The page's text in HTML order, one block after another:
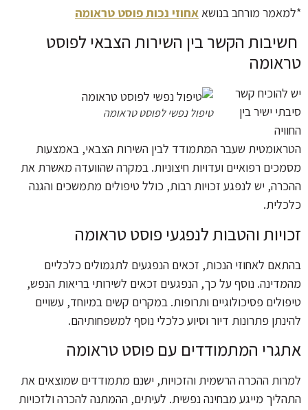
*למאמר מורחב בנושאאחוזי נכות פוסט טראומה
חשיבות הקשר בין השירות הצבאי לפוסט
טראומה
טיפול נפשי לפוסט טראומה
יש להוכיח קשר
סיבתי ישיר בין
החוויה
הטראומטית שעבר המתמודד לבין השירות הצבאי, באמצעות
מסמכים רפואיים ועדויות חיצוניות. במקרה שהוועדה מאשרת את
ההכרה, יש לנפגע זכויות רבות, כולל טיפולים מתמשכים והגנה
כלכלית.
זכויות והטבות לנפגעי פוסט טראומה
בהתאם לאחוזי הנכות, זכאים הנפגעים לתגמולים כלכליים
מהמדינה. נוסף על כך, הנפגעים זכאים לשירותי בריאות הנפש,
טיפולים פסיכולוגיים ותרופות. במקרים קשים במיוחד, עשויים
להינתן פתרונות דיור וסיוע כלכלי נוסף למשפחותיהם.
אתגרי המתמודדים עם פוסט טראומה
למרות ההכרה הרשמית והזכויות, ישנם מתמודדים שמוצאים את
התהליך מייגע מבחינה נפשית. לעיתים, ההמתנה להכרה ולזכויות